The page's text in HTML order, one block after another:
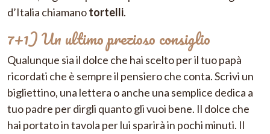
d’Italia chiamanotortelli.
7+1) Un ultimo prezioso consiglio
Qualunque sia il dolce che hai scelto per il tuo papà
ricordati che è sempre il pensiero che conta. Scrivi un
bigliettino, una lettera o anche una semplice dedica a
tuo padre per dirgli quanto gli vuoi bene. Il dolce che
hai portato in tavola per lui sparirà in pochi minuti. Il